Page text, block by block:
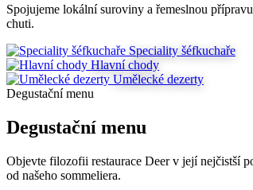
Spojujeme lokální suroviny a řemeslnou
chuti.
Speciality šéfkuchaře
Hlavní chody
Umělecké dezerty
Degustační menu
Degustační menu
Objevte filozofii restaurace Deer v její nejčistší
od našeho sommeliera.